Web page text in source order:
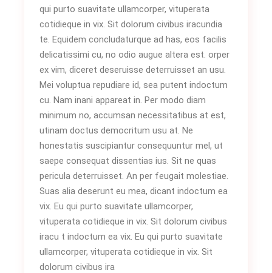
qui purto suavitate ullamcorper, vituperata
cotidieque in vix. Sit dolorum civibus iracundia
te. Equidem concludaturque ad has, eos facilis
delicatissimi cu, no odio augue altera est. orper
ex vim, diceret deseruisse deterruisset an usu.
Mei voluptua repudiare id, sea putent indoctum
cu. Nam inani appareat in. Per modo diam
minimum no, accumsan necessitatibus at est,
utinam doctus democritum usu at. Ne
honestatis suscipiantur consequuntur mel, ut
saepe consequat dissentias ius. Sit ne quas
pericula deterruisset. An per feugait molestiae.
Suas alia deserunt eu mea, dicant indoctum ea
vix. Eu qui purto suavitate ullamcorper,
vituperata cotidieque in vix. Sit dolorum civibus
iracu t indoctum ea vix. Eu qui purto suavitate
ullamcorper, vituperata cotidieque in vix. Sit
dolorum civibus ira